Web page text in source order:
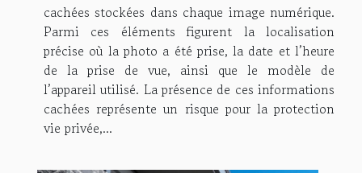
cachées stockées dans chaque image numérique.
Parmi ces éléments figurent la localisation
précise où la photo a été prise, la date et l’heure
de la prise de vue, ainsi que le modèle de
l’appareil utilisé. La présence de ces informations
cachées représente un risque pour la protection
vie privée,...